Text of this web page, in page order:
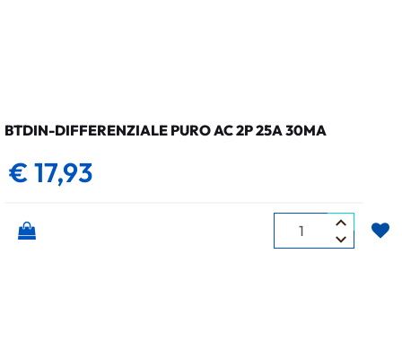
BTDIN-DIFFERENZIALE PURO AC 2P 25A 30MA
€ 17,93
Quantità